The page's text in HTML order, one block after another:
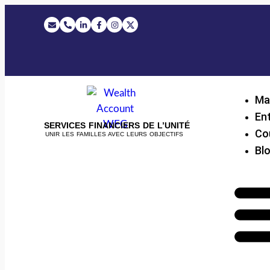
SERVICES FINANCIERS DE L’UNITÉ
UNIR LES FAMILLES AVEC LEURS OBJECTIFS